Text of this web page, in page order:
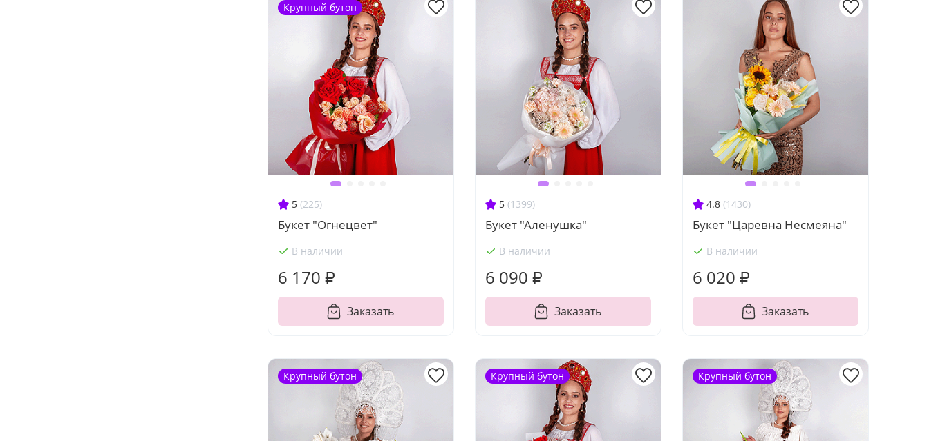
5 (225)
Букет "Огнецвет"
В наличии
6 170 ₽
Заказать
Крупный бутон
5 (1399)
Букет "Аленушка"
В наличии
6 090 ₽
Заказать
4.8 (1430)
Букет "Царевна Несмеяна"
В наличии
6 020 ₽
Заказать
Крупный бутон Крупный бутон Крупный бутон